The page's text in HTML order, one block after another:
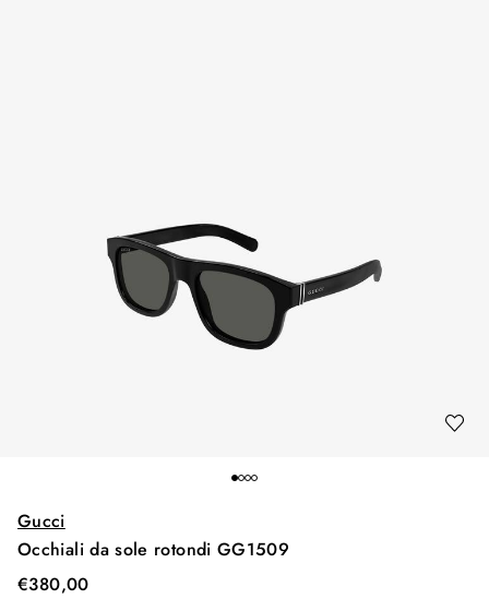
Gucci
Occhiali da sole rotondi GG1509
€380,00